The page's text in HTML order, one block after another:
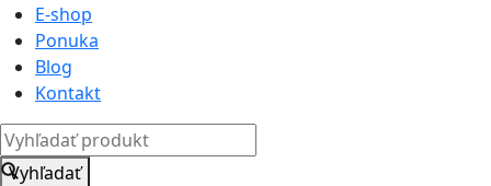
E-shop
Ponuka
Blog
Kontakt
Vyhľadať